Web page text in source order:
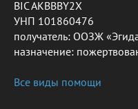
BIC AKBBBY2X
УНП 101860476
получатель: ООЗЖ
назначение:
Все виды помощи